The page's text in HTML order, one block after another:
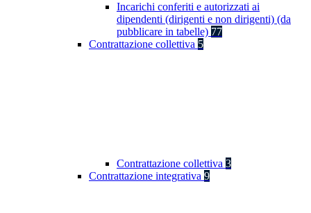
Incarichi conferiti e autorizzati ai
dipendenti (dirigenti e non dirigenti) (da
pubblicare in tabelle) 77
Contrattazione collettiva 5
Contrattazione collettiva 3
Contrattazione integrativa 9